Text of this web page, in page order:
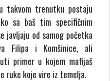
takvom trenutku postaju
sa baš tim specifičnim
javljaju od samog početka
Filipa i Komšinice, ali
primer u kojem mafijaš
ruke koje vire iz temelja.